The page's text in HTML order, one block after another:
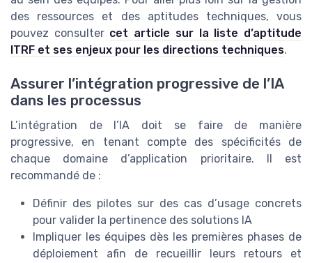
des ressources et des aptitudes techniques, vous
pouvez consulter cet article sur la liste d’aptitude
ITRF et ses enjeux pour les directions techniques.
Assurer l’intégration progressive de l’IA
dans les processus
L’intégration de l’IA doit se faire de manière
progressive, en tenant compte des spécificités de
chaque domaine d’application prioritaire. Il est
recommandé de :
Définir des pilotes sur des cas d’usage concrets
pour valider la pertinence des solutions IA
Impliquer les équipes dès les premières phases de
déploiement afin de recueillir leurs retours et